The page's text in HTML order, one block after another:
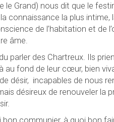
le Grand) nous dit que le
connaissance la plus intime,
de l’habitation et de
âme.
parler des Chartreux. Ils
au fond de leur cœur, bien
désir, incapables de nous
désireux de renouveler la